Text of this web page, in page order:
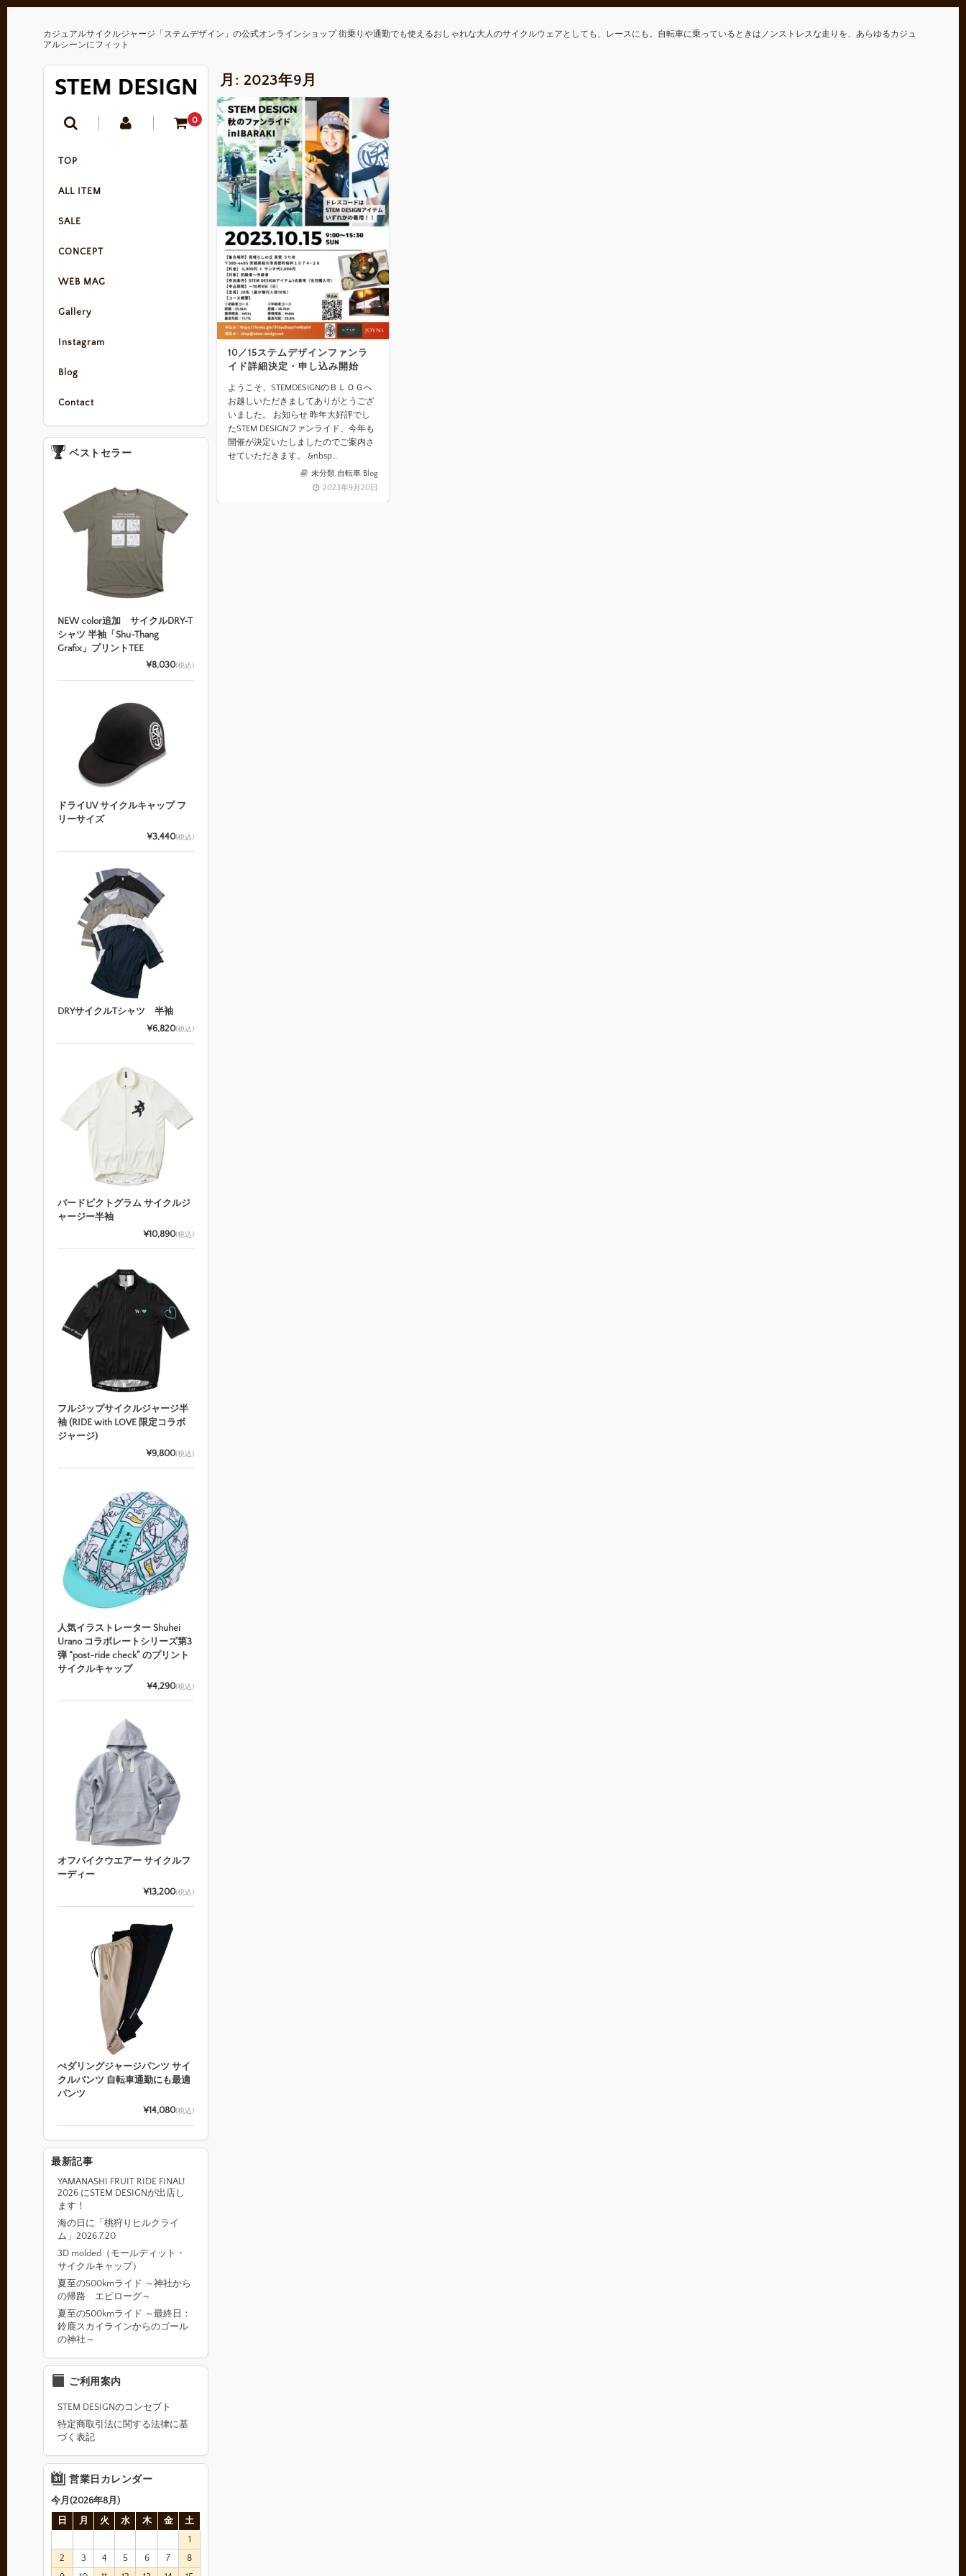
カジュアルサイクルジャージ「ステムデザイン」の公式オンラインショップ 街乗りや通勤でも使えるおしゃれな大人のサイクルウェアとしても、レースにも。自転車に乗っているときはノンストレスな走りを、あらゆるカジュ
アルシーンにフィット
0
TOP
ALL ITEM
SALE
CONCEPT
WEB MAG
Gallery
Instagram
Blog
Contact
月: 2023年9月
10／15ステムデザインファンラ
イド詳細決定・申し込み開始
ようこそ、STEMDESIGNのＢＬＯＧへ
お越しいただきましてありがとうござ
いました。 お知らせ 昨年大好評でし
たSTEM DESIGNファンライド、今年も
開催が決定いたしましたのでご案内さ
せていただきます。 &nbsp…
未分類, 自転車,Blog
2023年9月20日
ベストセラー
NEW color追加 サイクルDRY-T
シャツ 半袖「Shu-Thang
Grafix」プリントTEE
¥8,030(税込)
ドライUV サイクルキャップ フ
リーサイズ
¥3,440(税込)
DRYサイクルTシャツ 半袖
¥6,820(税込)
バードピクトグラム サイクルジ
ャージー半袖
¥10,890(税込)
フルジップサイクルジャージ半
袖 (RIDE with LOVE 限定コラボ
ジャージ)
¥9,800(税込)
人気イラストレーター Shuhei
Urano コラボレートシリーズ第3
弾 “post-ride check” のプリント
サイクルキャップ
¥4,290(税込)
オフバイクウエアー サイクルフ
ーディー
¥13,200(税込)
ぺダリングジャージパンツ サイ
クルパンツ 自転車通勤にも最適
パンツ
¥14,080(税込)
最新記事
YAMANASHI FRUIT RIDE FINAL!
2026 にSTEM DESIGNが出店し
ます！
海の日に「桃狩りヒルクライ
ム」2026.7.20
3D molded（モールディット・
サイクルキャップ）
夏至の500kmライド ～神社から
の帰路 エピローグ～
夏至の500kmライド ～最終日：
鈴鹿スカイラインからのゴール
の神社～
ご利用案内
STEM DESIGNのコンセプト
特定商取引法に関する法律に基
づく表記
営業日カレンダー
今月(2026年8月)
日
月 火 水 木 金
土
1
2
3 4 5 6 7
8